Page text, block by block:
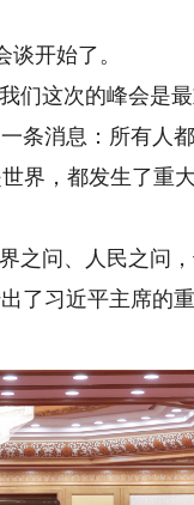
开始了。
这次的峰会是最
条消息：所有人都
，都发生了重
问、人民之问
了习近平主席的